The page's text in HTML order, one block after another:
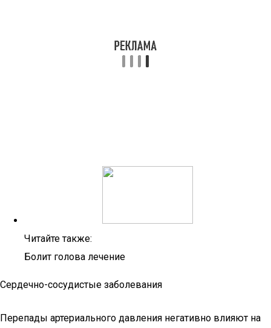
Читайте также:
Болит голова лечение
Сердечно-сосудистые заболевания
Перепады артериального давления негативно влияют на